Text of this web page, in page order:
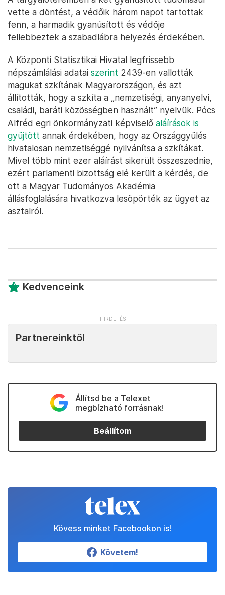
vette a döntést, a védőik három napot tartottak
fenn, a harmadik gyanúsított és védője
fellebbeztek a szabadlábra helyezés érdekében.
A Központi Statisztikai Hivatal legfrissebb
népszámlálási adatai szerint 2439-en vallották
magukat szkítának Magyarországon, és azt
állították, hogy a szkíta a „nemzetiségi, anyanyelvi,
családi, baráti közösségben használt” nyelvük. Pócs
Alfréd egri önkormányzati képviselő aláírások is
gyűjtött annak érdekében, hogy az Országgyűlés
hivatalosan nemzetiséggé nyilvánítsa a szkítákat.
Mivel több mint ezer aláírást sikerült összeszednie,
ezért parlamenti bizottság elé került a kérdés, de
ott a Magyar Tudományos Akadémia
állásfoglalására hivatkozva lesöpörték az ügyet az
asztalról.
Kedvenceink
Partnereinktől
Állítsd be a Telexet
megbízható forrásnak!
Beállítom
Kövess minket Facebookon is!
Követem!